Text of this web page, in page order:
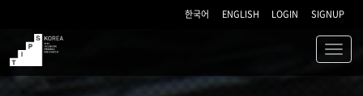
한국어 ENGLISH LOGIN SIGNUP
TIPS